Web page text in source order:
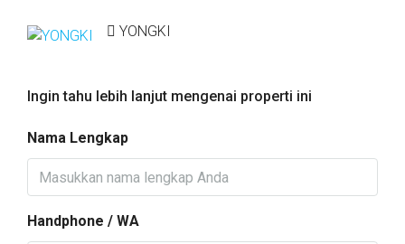
YONGKI
Ingin tahu lebih lanjut mengenai properti ini
Nama Lengkap
Handphone / WA